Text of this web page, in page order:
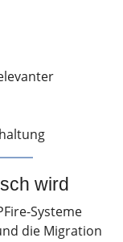
wird
Systeme
die Migration